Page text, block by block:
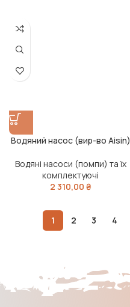
Водяний насос (вир-во Aisin)
Водяні насоси (помпи) та їх
комплектуючі
2 310,00 ₴
1 2 3 4